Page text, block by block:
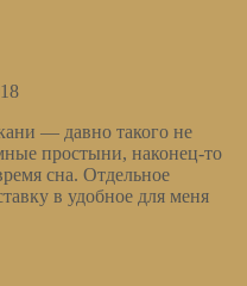
— давно такого не
простыни, наконец-то
сна. Отдельное
в удобное для меня